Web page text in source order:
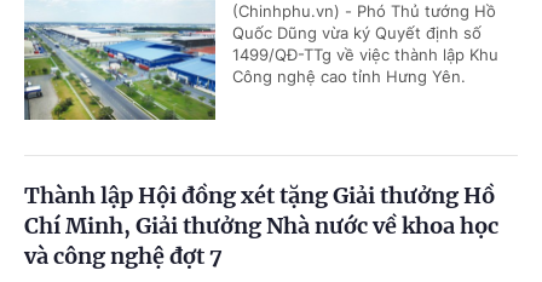
(Chinhphu.vn) - Phó Thủ tướng Hồ
Quốc Dũng vừa ký Quyết định số
1499/QĐ-TTg về việc thành lập Khu
Công nghệ cao tỉnh Hưng Yên.
Thành lập Hội đồng xét tặng Giải thưởng Hồ
Chí Minh, Giải thưởng Nhà nước về khoa học
và công nghệ đợt 7